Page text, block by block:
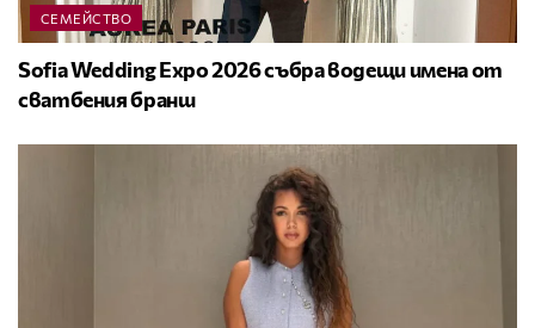
СЕМЕЙСТВО
Sofia Wedding Expo 2026 събра водещи имена от
сватбения бранш